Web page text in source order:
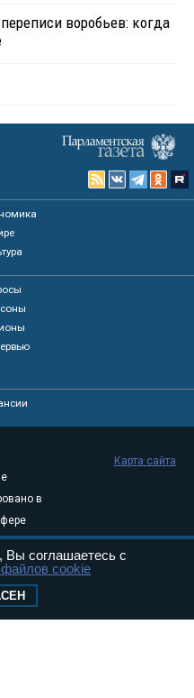
воробьев: когда
в
05
Карта сайта
Вы соглашаетесь с
cookie